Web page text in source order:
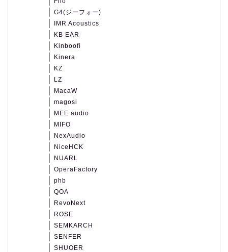
G4(ジーフォー)
IMR Acoustics
KB EAR
Kinboofi
Kinera
KZ
LZ
MacaW
magosi
MEE audio
MIFO
NexAudio
NiceHCK
NUARL
OperaFactory
phb
QOA
RevoNext
ROSE
SEMKARCH
SENFER
SHUOER